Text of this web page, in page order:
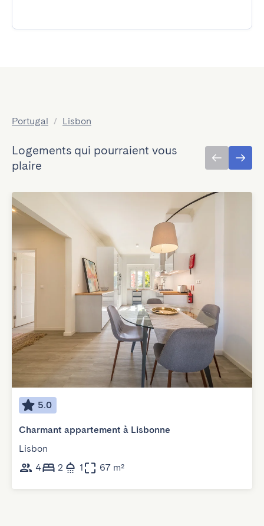
Portugal / Lisbon
Logements qui pourraient vous
plaire
5.0
Charmant appartement à Lisbonne
Lisbon
4
2 1 67 m²